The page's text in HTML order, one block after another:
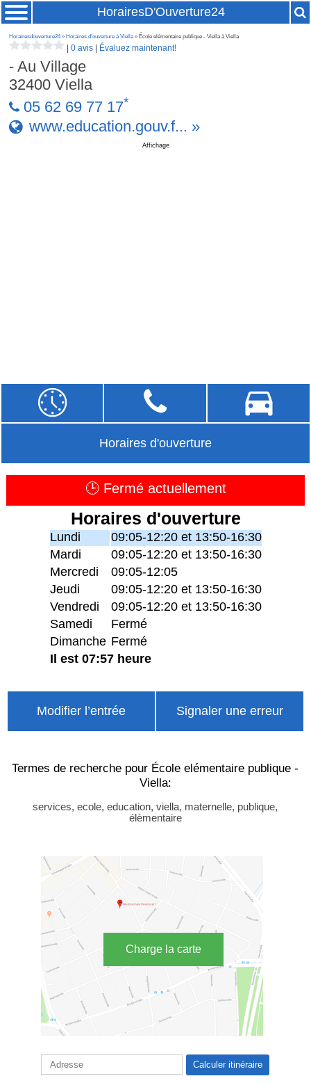
HorairesD'Ouverture24
Horairesdouverture24» Horaires d'ouverture à Viella» École elémentaire publique - Viella à Viella
|0 avis Évaluez maintenant!
- Au Village
32400Viella
05 62 69 77 17*
www.education.gouv.f... »
Affichage
Horaires d'ouverture
🕒 Fermé actuellement
Horaires d'ouverture
Lundi
09:05-12:20 et 13:50-16:30
Mardi
09:05-12:20 et 13:50-16:30
Mercredi
09:05-12:05
Jeudi
09:05-12:20 et 13:50-16:30
Vendredi
09:05-12:20 et 13:50-16:30
Samedi
Fermé
Dimanche Fermé
Il est 07:57 heure
Modifier l’entrée Signaler une erreur
Termes de recherche pour École elémentaire publique -
Viella:
services, ecole, education, viella, maternelle, publique,
élèmentaire
Charge la carte